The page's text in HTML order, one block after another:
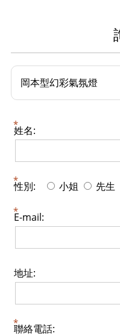
岡本型幻彩氣氛燈
姓名:
性別: 小姐 先生
E-mail:
地址:
聯絡電話: